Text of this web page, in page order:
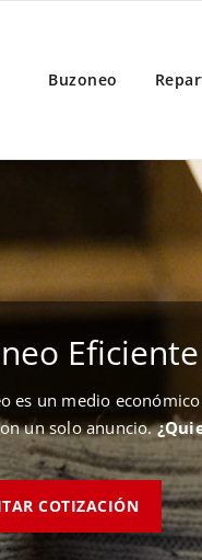
Buzoneo
es un medio
un solo anuncio.
COTIZACIÓN